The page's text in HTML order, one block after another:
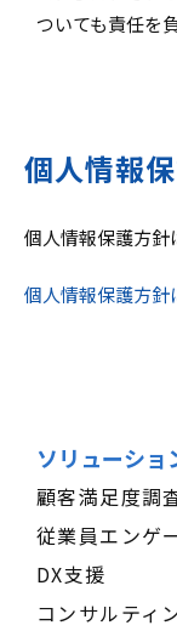
ついても責任を
個人情報
個人情報保護方
個人情報保護方針
ソリューショ
顧客満足度調
従業員エンゲ
DX支援
コンサルティ